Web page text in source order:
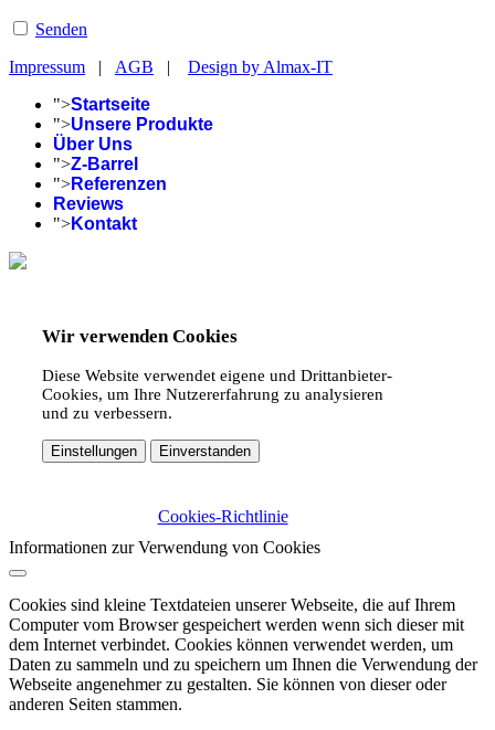
Senden
Impressum | AGB | Design by Almax-IT
">Startseite
">Unsere Produkte
Über Uns
">Z-Barrel
">Referenzen
Reviews
">Kontakt
Wir verwenden Cookies
Diese Website verwendet eigene und Drittanbieter-
Cookies, um Ihre Nutzererfahrung zu analysieren
und zu verbessern.
Einstellungen Einverstanden
Cookies-Richtlinie
Informationen zur Verwendung von Cookies
Cookies sind kleine Textdateien unserer Webseite, die auf Ihrem
Computer vom Browser gespeichert werden wenn sich dieser mit
dem Internet verbindet. Cookies können verwendet werden, um
Daten zu sammeln und zu speichern um Ihnen die Verwendung der
Webseite angenehmer zu gestalten. Sie können von dieser oder
anderen Seiten stammen.